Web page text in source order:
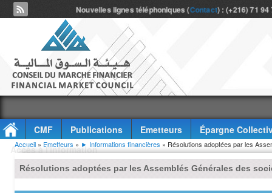
Nouvelles lignes téléphoniques (Contact) : (+216) 71
CMF Publications Emetteurs
Épargne
Accès à l'information
Vous êtes ici
Accueil » Emetteurs » ► Informations financières » Résolutions adoptées par les
Résolutions adoptées par les Assemblés Générales des